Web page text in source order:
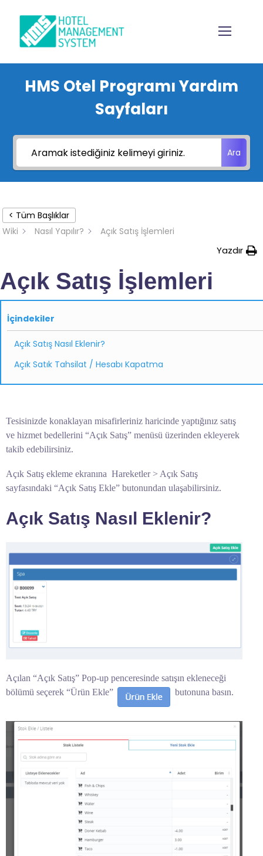
HMS Otel Programı Yardım
Sayfaları
Ara
< Tüm Başlıklar
Wiki
Nasıl Yapılır? Açık Satış İşlemleri
Yazdır
Açık Satış İşlemleri
İçindekiler
Açık Satış Nasıl Eklenir?
Açık Satık Tahsilat / Hesabı Kapatma
Tesisinizde konaklayan misafirleriniz haricinde yaptığınız satış
ve hizmet bedellerini “Açık Satış” menüsü üzerinden ekleyerek
takib edebilirsiniz.
Açık Satış ekleme ekranına Hareketler > Açık Satış
sayfasındaki “Açık Satış Ekle” butonundan ulaşabilirsiniz.
Açık Satış Nasıl Eklenir?
Açılan “Açık Satış” Pop-up penceresinde satışın ekleneceği
bölümü seçerek “Ürün Ekle”
butonuna basın.